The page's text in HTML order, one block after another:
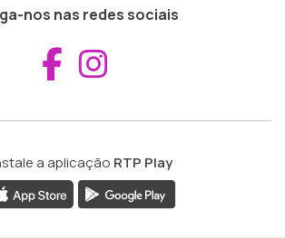
nos nas redes sociais
Aceder ao
a aplicação RTP Play